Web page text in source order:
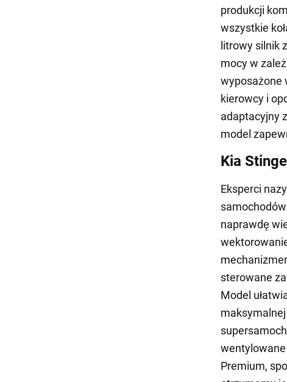
produkcji
wszystkie
litrowy silnik
mocy w
wyposażone
kierowcy i
adaptacyjny
model
Kia
Eksperci
naprawdę
sterowane
Model
wentylowane
Premium,